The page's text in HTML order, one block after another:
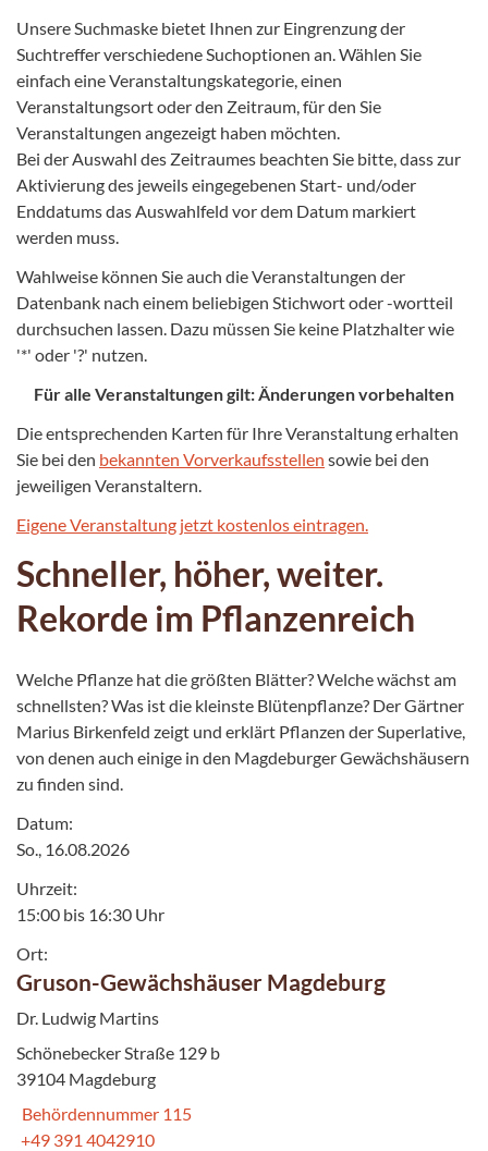
Unsere Suchmaske bietet Ihnen zur Eingrenzung der
Suchtreffer verschiedene Suchoptionen an. Wählen Sie
einfach eine Veranstaltungskategorie, einen
Veranstaltungsort oder den Zeitraum, für den Sie
Veranstaltungen angezeigt haben möchten.
Bei der Auswahl des Zeitraumes beachten Sie bitte, dass zur
Aktivierung des jeweils eingegebenen Start- und/oder
Enddatums das Auswahlfeld vor dem Datum markiert
werden muss.
Wahlweise können Sie auch die Veranstaltungen der
Datenbank nach einem beliebigen Stichwort oder -wortteil
durchsuchen lassen. Dazu müssen Sie keine Platzhalter wie
'*' oder '?' nutzen.
Für alle Veranstaltungen gilt: Änderungen vorbehalten
Die entsprechenden Karten für Ihre Veranstaltung erhalten
Sie bei den bekannten Vorverkaufsstellen sowie bei den
jeweiligen Veranstaltern.
Eigene Veranstaltung jetzt kostenlos eintragen.
Schneller, höher, weiter.
Rekorde im Pflanzenreich
Welche Pflanze hat die größten Blätter? Welche wächst am
schnellsten? Was ist die kleinste Blütenpflanze? Der Gärtner
Marius Birkenfeld zeigt und erklärt Pflanzen der Superlative,
von denen auch einige in den Magdeburger Gewächshäusern
zu finden sind.
Datum:
So., 16.08.2026
Uhrzeit:
15:00 bis 16:30 Uhr
Ort:
Gruson-Gewächshäuser Magdeburg
Dr. Ludwig Martins
Schönebecker Straße 129 b
39104 Magdeburg
Behördennummer 115
+49 391 4042910